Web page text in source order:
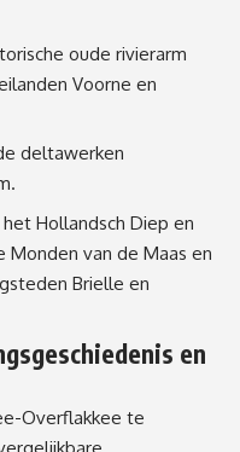
oude rivierarm
Voorne en
deltawerken
Hollandsch Diep en
van de Maas en
Brielle en
en
Overflakkee te